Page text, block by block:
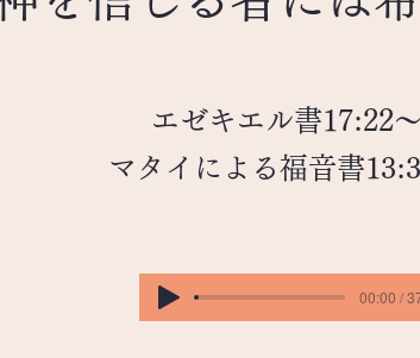
エゼキエル書17:22
マタイによる福音書
00:00 /